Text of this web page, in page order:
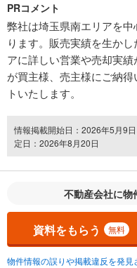
PRコメント
弊社は埼玉県南エリアを
ります。販売実績を生か
アに詳しい営業や売却実
が買主様、売主様にご納
トいたします。
情報掲載開始日：2026年5月9
定日：2026年8月20日
不動産会社に物
資料をもらう 無料
物件情報の誤りや掲載違反を発見